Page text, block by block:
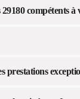
compétents à
prestations